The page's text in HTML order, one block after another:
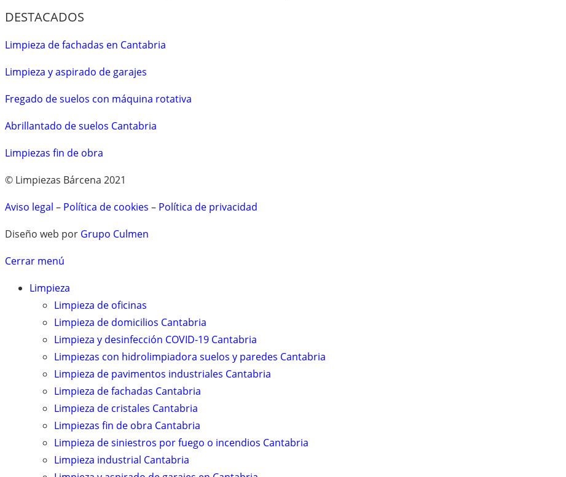
DESTACADOS
Limpieza de fachadas en Cantabria
Limpieza y aspirado de garajes
Fregado de suelos con máquina rotativa
Abrillantado de suelos Cantabria
Limpiezas fin de obra
© Limpiezas Bárcena 2021
Aviso legal – Política de cookies – Política de privacidad
Diseño web por Grupo Culmen
Cerrar menú
Limpieza
Limpieza de oficinas
Limpieza de domicilios Cantabria
Limpieza y desinfección COVID-19 Cantabria
Limpiezas con hidrolimpiadora suelos y paredes Cantabria
Limpieza de pavimentos industriales Cantabria
Limpieza de fachadas Cantabria
Limpieza de cristales Cantabria
Limpiezas fin de obra Cantabria
Limpieza de siniestros por fuego o incendios Cantabria
Limpieza industrial Cantabria